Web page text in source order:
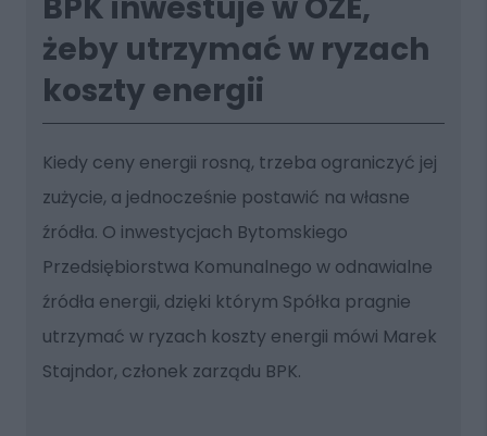
żeby utrzymać w ryzach
koszty energii
Kiedy ceny energii rosną, trzeba ograniczyć jej
zużycie, a jednocześnie postawić na własne
źródła. O inwestycjach Bytomskiego
Przedsiębiorstwa Komunalnego w odnawialne
źródła energii, dzięki którym Spółka pragnie
utrzymać w ryzach koszty energii mówi Marek
Stajndor, członek zarządu BPK.